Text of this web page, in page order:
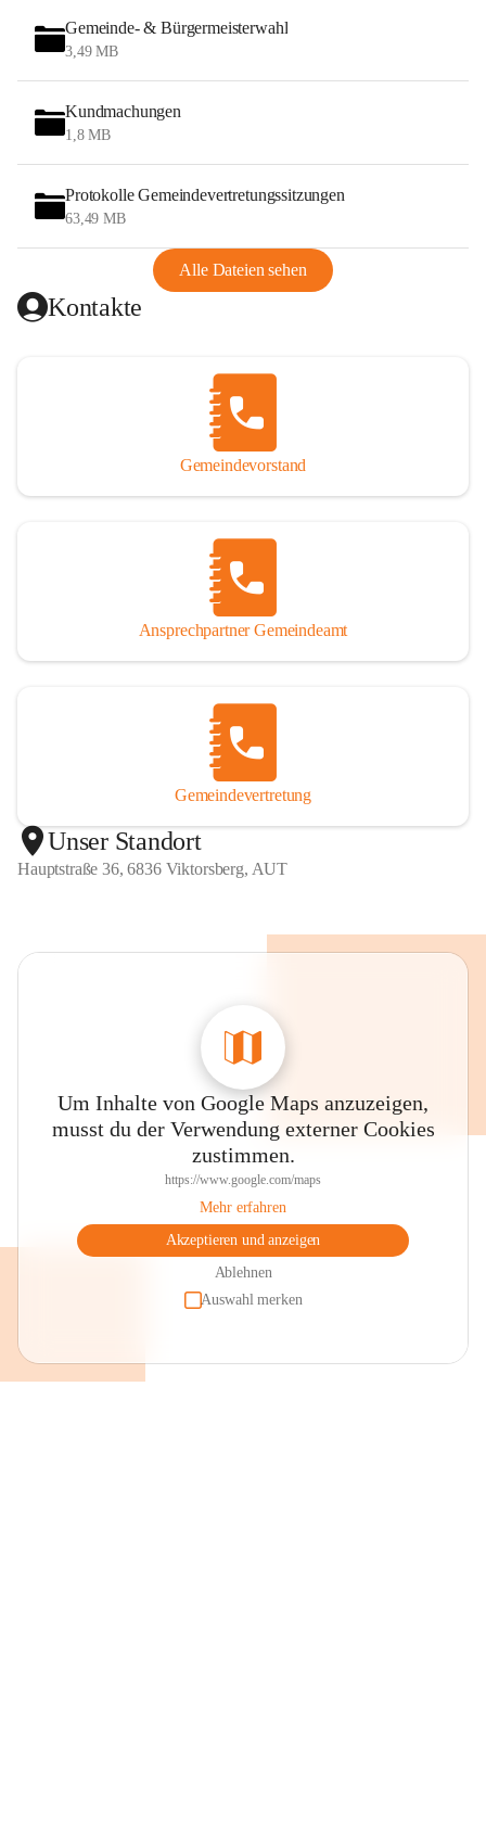
Gemeinde- & Bürgermeisterwahl
3,49 MB
Kundmachungen
1,8 MB
Protokolle Gemeindevertretungssitzungen
63,49 MB
Alle Dateien sehen
Kontakte
Gemeindevorstand
Ansprechpartner Gemeindeamt
Gemeindevertretung
Unser Standort
Hauptstraße 36, 6836 Viktorsberg, AUT
Um Inhalte von Google Maps anzuzeigen,
musst du der Verwendung externer Cookies
zustimmen.
https://www.google.com/maps
Mehr erfahren
Akzeptieren und anzeigen
Ablehnen
Auswahl merken